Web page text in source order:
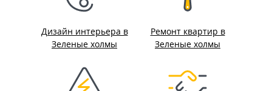
Дизайн интерьера в
Зеленые холмы
Ремонт квартир в
Зеленые холмы